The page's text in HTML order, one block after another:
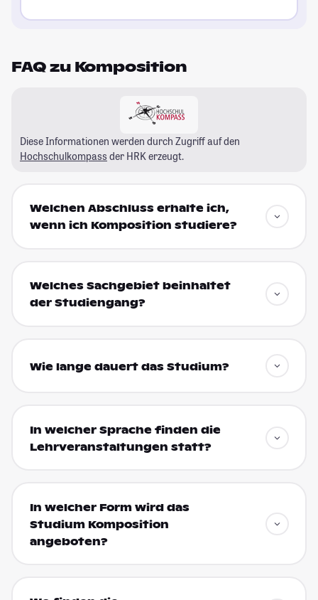
FAQ zu Komposition
Diese Informationen werden durch Zugriff auf den
Hochschulkompass der HRK erzeugt.
Welchen Abschluss erhalte ich,
wenn ich Komposition studiere?
Welches Sachgebiet beinhaltet
der Studiengang?
Wie lange dauert das Studium?
In welcher Sprache finden die
Lehrveranstaltungen statt?
In welcher Form wird das
Studium Komposition
angeboten?